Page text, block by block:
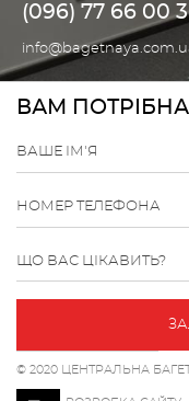
(096) 77 66 00 3
ВАМ
ВАШЕ ІМ'Я
НОМЕР ТЕЛЕФОНА
ЩО ВАС ЦІКАВИТЬ?
© 2020 ЦЕНТРАЛЬНА